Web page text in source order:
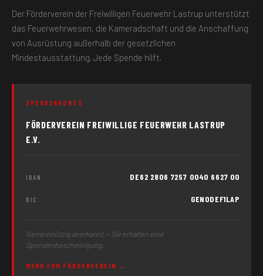
Der Förderverein der Freiwilligen Feuerwehr Lastrup unterstützt
das Feuerwehrwesen, die Kameradschaft und die Anschaffung
von Ausrüstung außerhalb der gesetzlichen
Mindestausstattung. Jede Spende hilft.
SPENDENKONTO
FÖRDERVEREIN FREIWILLIGE FEUERWEHR LASTRUP
E.V.
IBAN DE62 2806 7257 0040 6627 00
BIC GENODEF1LAP
Gemeinnützig anerkannt — Sie erhalten eine
Spendenbescheinigung.
MEHR ZUM FÖRDERVEREIN →